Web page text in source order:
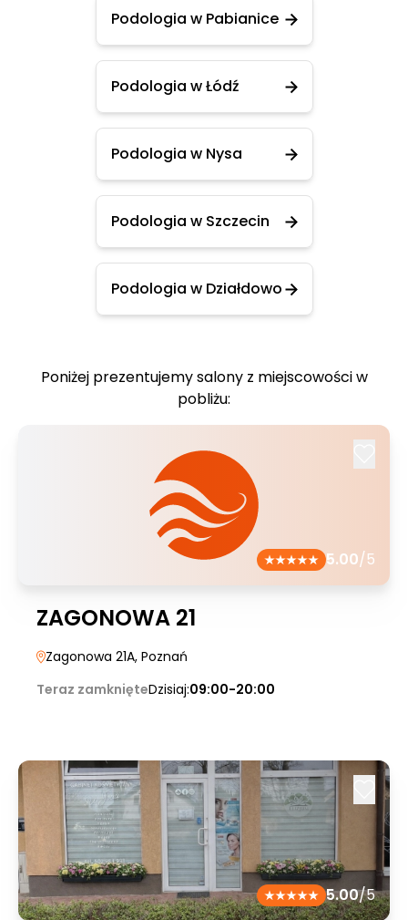
Podologia w Pabianice
Podologia w Łódź
Podologia w Nysa
Podologia w Szczecin
Podologia w Działdowo
Poniżej prezentujemy salony z miejscowości w
pobliżu:
5.00/5
ZAGONOWA 21
Zagonowa 21A, Poznań
Teraz zamknięteDzisiaj:09:00-20:00
5.00/5